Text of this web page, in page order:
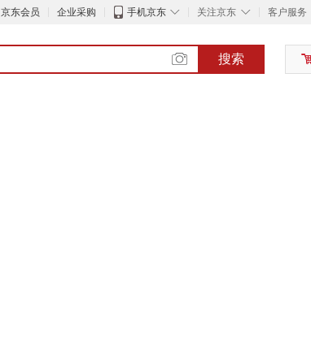
京东会员 企业采购 ◇
手机京东 ◇
关注京东 客户服务
搜索